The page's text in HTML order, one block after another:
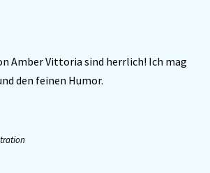
Amber Vittoria sind herrlich! Ich mag
den feinen Humor.